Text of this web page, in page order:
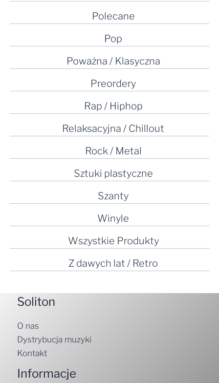
Polecane
Pop
Poważna / Klasyczna
Preordery
Rap / Hiphop
Relaksacyjna / Chillout
Rock / Metal
Sztuki plastyczne
Szanty
Winyle
Wszystkie Produkty
Z dawych lat / Retro
Soliton
O nas
Dystrybucja muzyki
Kontakt
Informacje